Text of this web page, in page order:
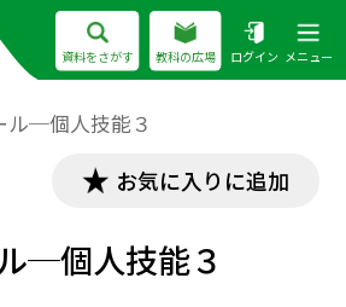
資料をさがす 教科の広場 ログイン メニュー
ル─個人技能３
お気に入りに追加
─個人技能３